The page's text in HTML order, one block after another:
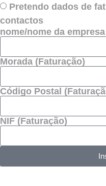
Pretendo dados de
contactos
nome/nome da
Morada (Faturação)
Código Postal
NIF (Faturação)